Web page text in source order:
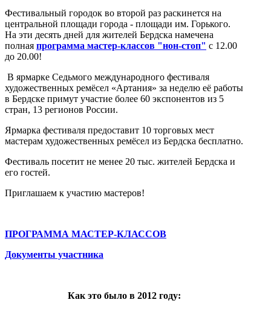
Фестивальный городок во второй раз раскинется на
центральной площади города - площади им. Горького.
На эти десять дней для жителей Бердска намечена
полная программа мастер-классов "нон-стоп" с 12.00
до 20.00!
В ярмарке Седьмого международного фестиваля
художественных ремёсел «Артания» за неделю её работы
в Бердске примут участие более 60 экспонентов из 5
стран, 13 регионов России.
Ярмарка фестиваля предоставит 10 торговых мест
мастерам художественных ремёсел из Бердска бесплатно.
Фестиваль посетит не менее 20 тыс. жителей Бердска и
его гостей.
Приглашаем к участию мастеров!
ПРОГРАММА МАСТЕР-КЛАССОВ
Документы участника
Как это было в 2012 году: